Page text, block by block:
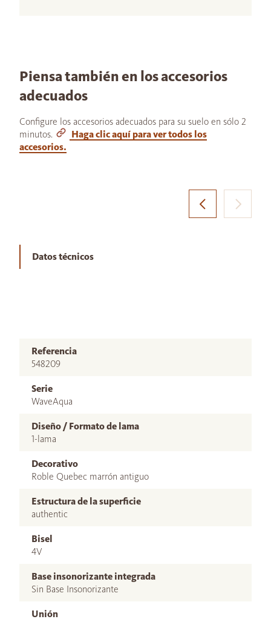
Piensa también en los accesorios
adecuados
Configure los accesorios adecuados para su suelo en sólo 2
minutos.
Haga clic aquí para ver todos los
accesorios.
Datos técnicos
Referencia
548209
Serie
WaveAqua
Diseño / Formato de lama
1-lama
Decorativo
Roble Quebec marrón antiguo
Estructura de la superficie
authentic
Bisel
4V
Base insonorizante integrada
Sin Base Insonorizante
Unión